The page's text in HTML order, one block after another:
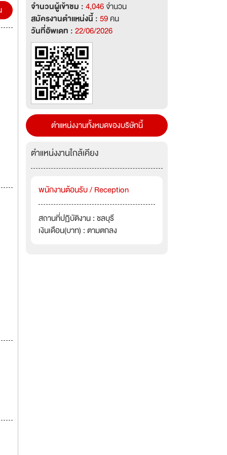
ร
จำนวนผู้เข้าชม :4,046จำนวน
สมัครงานตำแหน่งนี้ :59คน
วันที่อัพเดท :22/06/2026
ตำแหน่งงานทั้งหมดของบริษัทนี้
ตำแหน่งงานใกล้เคียง
พนักงานต้อนรับ / Reception
สถานที่ปฏิบัติงาน : ชลบุรี
เงินเดือน(บาท) : ตามตกลง